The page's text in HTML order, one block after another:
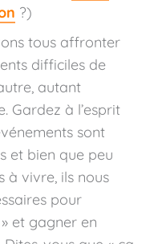
?)
tous affronter
difficiles de
autant
Gardez à l’esprit
sont
et bien que peu
à vivre, ils nous
pour
et gagner en